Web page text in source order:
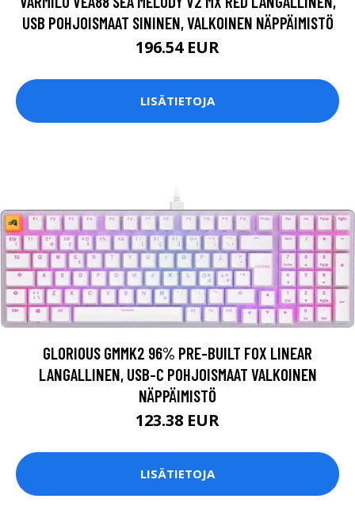
USB POHJOISMAAT SININEN, VALKOINEN NÄPPÄIMISTÖ
196.54 EUR
LISÄTIETOJA
GLORIOUS GMMK2 96% PRE-BUILT FOX LINEAR
LANGALLINEN, USB-C POHJOISMAAT VALKOINEN
NÄPPÄIMISTÖ
123.38 EUR
LISÄTIETOJA